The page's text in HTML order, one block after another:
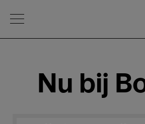
Open Menu
Nu bij